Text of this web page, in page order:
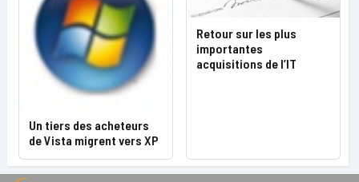
Un tiers des acheteurs
de Vista migrent vers XP
Retour sur les plus
importantes
acquisitions de l’IT